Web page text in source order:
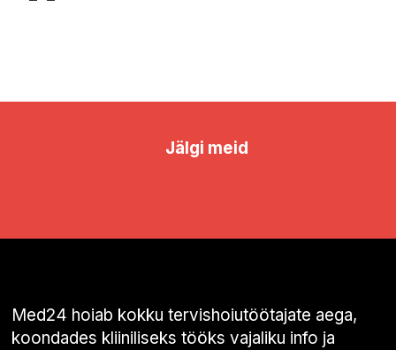
Jälgi meid
Med24 hoiab kokku tervishoiutöötajate aega,
koondades kliiniliseks tööks vajaliku info ja